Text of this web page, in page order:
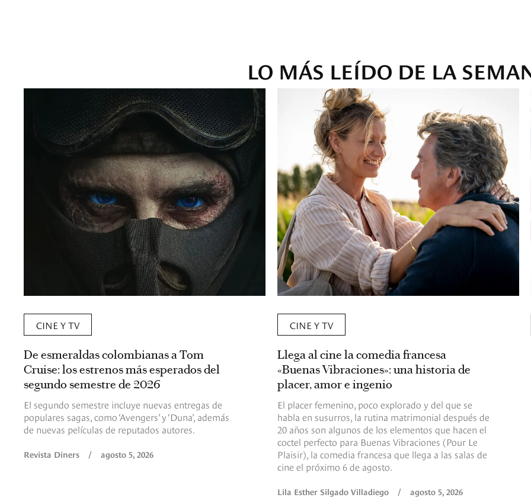
LO MÁS LEÍDO DE LA
CINE Y TV
De esmeraldas colombianas a Tom
Cruise: los estrenos más esperados del
segundo semestre de 2026
El segundo semestre incluye nuevas entregas de
populares sagas, como ‘Avengers’ y ‘Duna’, además
de nuevas películas de reputados autores.
Revista Diners / agosto 5, 2026
CINE Y TV
Llega al cine la comedia francesa
«Buenas Vibraciones»: una historia de
placer, amor e ingenio
El placer femenino, poco explorado y del que se
habla en susurros, la rutina matrimonial después de
20 años son algunos de los elementos que hacen el
coctel perfecto para Buenas Vibraciones (Pour Le
Plaisir), la comedia francesa que llega a las salas de
cine el próximo 6 de agosto.
Lila Esther Silgado Villadiego / agosto 5, 2026